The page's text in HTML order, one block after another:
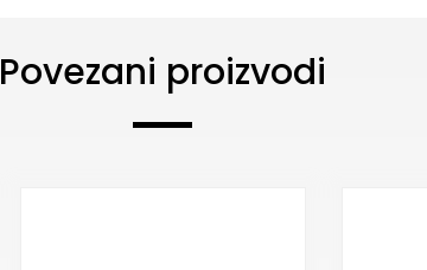
Povezani proizvodi